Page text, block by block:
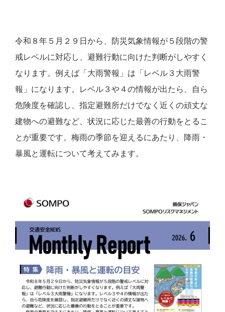
令和８年５月２９日から、防災気象情報が５段階の警
戒レベルに対応し、避難行動に向けた判断がしやすく
なります。例えば「大雨警報」は「レベル３大雨警
報」になります。レベル３や４の情報が出たら、自ら
危険度を確認し、指定避難所だけでなく近くの頑丈な
建物への避難など、状況に応じた最善の行動をとるこ
とが重要です。梅雨の季節を迎えるにあたり、降雨・
暴風と運転について考えてみます。
ホームへ戻る >>